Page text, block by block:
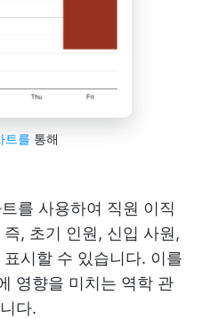
트를 통해
를 사용하여 직원 이직
, 초기 인원, 신입 사원,
시할 수 있습니다. 이를
영향을 미치는 역학 관
다.